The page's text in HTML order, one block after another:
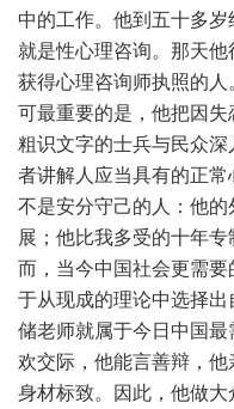
中的工作。他到五十多岁
就是性心理咨询。那天
获得心理咨询师执照的人
可最重要的是，他把因
粗识文字的士兵与民众
者讲解人应当具有的正
不是安分守己的人：他
展；他比我多受的十年
而，当今中国社会更需
于从现成的理论中选择出
储老师就属于今日中国
欢交际，他能言善辩，
身材标致。因此，他做